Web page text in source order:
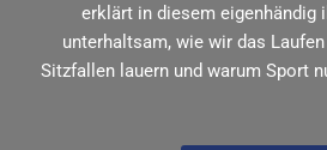
erklärt in diesem eigenhändig
unterhaltsam, wie wir das
Sitzfallen lauern und warum Sport